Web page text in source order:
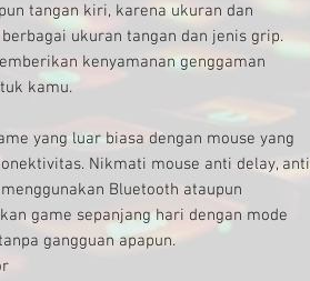
tangan kiri, karena ukuran dan
ukuran tangan dan jenis grip.
kenyamanan genggaman
kamu.
yang luar biasa dengan mouse yang
Nikmati mouse anti delay, anti
Bluetooth ataupun
game sepanjang hari dengan mode
gangguan apapun.